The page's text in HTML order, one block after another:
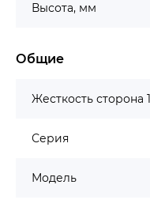
Высота, мм
Общие
Жесткость сторона 1
Серия
Модель